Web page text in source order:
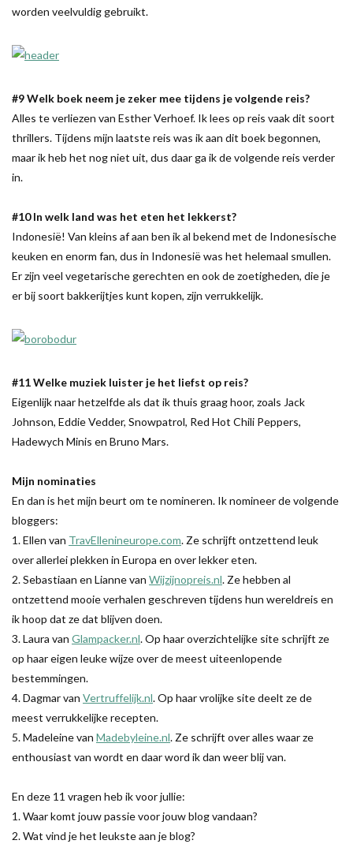
worden veelvuldig gebruikt.
#9 Welk boek neem je zeker mee tijdens je volgende reis?
Alles te verliezen van Esther Verhoef. Ik lees op reis vaak dit soort
thrillers. Tijdens mijn laatste reis was ik aan dit boek begonnen,
maar ik heb het nog niet uit, dus daar ga ik de volgende reis verder
in.
#10 In welk land was het eten het lekkerst?
Indonesië! Van kleins af aan ben ik al bekend met de Indonesische
keuken en enorm fan, dus in Indonesië was het helemaal smullen.
Er zijn veel vegetarische gerechten en ook de zoetigheden, die je
er bij soort bakkerijtjes kunt kopen, zijn verrukkelijk.
#11 Welke muziek luister je het liefst op reis?
Eigenlijk naar hetzelfde als dat ik thuis graag hoor, zoals Jack
Johnson, Eddie Vedder, Snowpatrol, Red Hot Chili Peppers,
Hadewych Minis en Bruno Mars.
Mijn nominaties
En dan is het mijn beurt om te nomineren. Ik nomineer de volgende
bloggers:
1. Ellen van TravEllenineurope.com. Ze schrijft ontzettend leuk
over allerlei plekken in Europa en over lekker eten.
2. Sebastiaan en Lianne van Wijzijnopreis.nl. Ze hebben al
ontzettend mooie verhalen geschreven tijdens hun wereldreis en
ik hoop dat ze dat blijven doen.
3. Laura van Glampacker.nl. Op haar overzichtelijke site schrijft ze
op haar eigen leuke wijze over de meest uiteenlopende
bestemmingen.
4. Dagmar van Vertruffelijk.nl. Op haar vrolijke site deelt ze de
meest verrukkelijke recepten.
5. Madeleine van Madebyleine.nl. Ze schrijft over alles waar ze
enthousiast van wordt en daar word ik dan weer blij van.
En deze 11 vragen heb ik voor jullie:
1. Waar komt jouw passie voor jouw blog vandaan?
2. Wat vind je het leukste aan je blog?